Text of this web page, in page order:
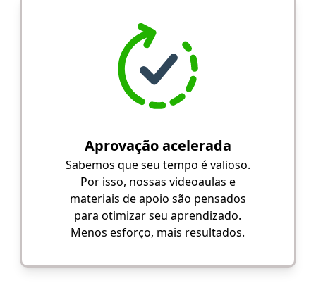
Aprovação acelerada
Sabemos que seu tempo é valioso.
Por isso, nossas videoaulas e
materiais de apoio são pensados
para otimizar seu aprendizado.
Menos esforço, mais resultados.